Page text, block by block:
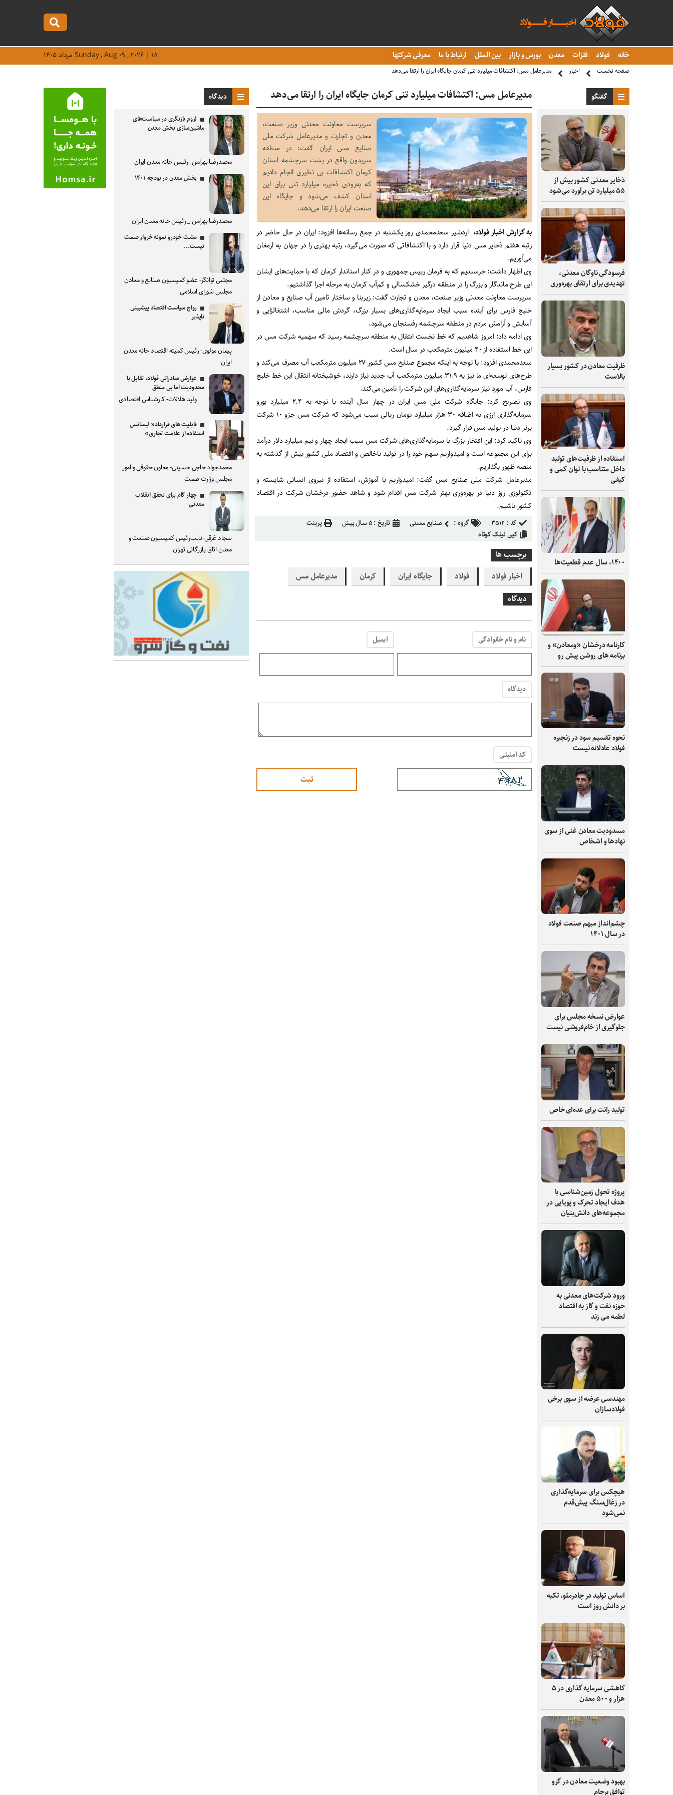
خانه فولاد فلزات معدن بورس و بازار بین الملل ارتباط با ما معرفی شرکتها Sunday , Aug ۰۹ , ۲۰۲۶ | ۱۸ مرداد ۱۴۰۵
صفحه نخست اخبار مدیرعامل مس: اکتشافات میلیارد تنی کرمان جایگاه ایران را ارتقا می‌دهد
گفتگو
ذخایر معدنی کشور بیش از
۵۵ میلیارد تن برآورد می‌شود
فرسودگی ناوگان معدنی،
تهدیدی برای ارتقای بهره‌وری
ظرفیت‌ معادن در کشور بسیار
بالاست
استفاده از ظرفیت‌های تولید
داخل متناسب با توان کمی و
کیفی
۱۴۰۰، سال عدم قطعیت‌ها
کارنامه درخشان «ومعادن» و
برنامه های روشن پیش رو
نحوه تقسیم سود در زنجیره
فولاد عادلانه نیست
مسدودیت معادن غنی از سوی
نهادها و اشخاص
چشم‌انداز مبهم صنعت فولاد
در سال ۱۴۰۱
عوارض نسخه مجلس برای
جلوگیری از خام‌فروشی نیست
تولید رانت برای عده‌ای خاص
پروژه تحول زمین‌شناسی با
هدف ایجاد تحرک و پویایی در
مجموعه‌های دانش‌بنیان
ورود شرکت‌های معدنی به
حوزه نفت و گاز به اقتصاد
لطمه می زند
مهندسی عرضه از سوی برخی
فولادسازان
هیچکس برای سرمایه‌گذاری
در زغال‌سنگ پیش‌قدم
نمی‌شود
اساس تولید در چادرملو، تکیه
بر دانش‌ روز است
کاهشی سرمایه گذاری در ۵
هزار و ۵۰۰ معدن
بهبود وضعیت معادن در گرو
توافق برجام
مدیرعامل مس: اکتشافات میلیارد تنی کرمان جایگاه ایران را ارتقا می‌دهد
سرپرست معاونت معدنی وزیر صنعت،
معدن و تجارت و مدیرعامل شرکت ملی
صنایع مس ایران گفت: در منطقه
سریدون واقع در پشت سرچشمه استان
کرمان اکتشافات بی نظیری انجام دادیم
که به‌زودی ذخیره میلیارد تنی برای این
استان کشف می‌شود و جایگاه این
صنعت ایران را ارتقا می‌دهد.
به گزارش اخبار فولاد، اردشیر سعدمحمدی روز یکشنبه در جمع رسانه‌ها افزود: ایران در حال حاضر در
رتبه هفتم ذخایر مس دنیا قرار دارد و با اکتشافاتی که صورت می‌گیرد، رتبه بهتری را در جهان به ارمغان
‌می‌آوریم.
وی اظهار داشت: خرسندیم که به فرمان رییس جمهوری و در کنار استاندار کرمان که با حمایت‌های ایشان
این طرح ماندگار و بزرگ را در منطقه درگیر خشکسالی و کم‌آب کرمان به مرحله اجرا گذاشتیم.
سرپرست معاونت معدنی وزیر صنعت، معدن و تجارت گفت: زیربنا و ساختار تامین آب صنایع و معادن از
خلیج فارس برای آینده سبب ایجاد سرمایه‌گذاری‌های بسیار بزرگ، گردش مالی مناسب، اشتغالزایی و
آسایش و آرامش مردم در منطقه سرچشمه رفسنجان می‌شود.
وی ادامه داد: امروز شاهدیم که خط نخست انتقال به منطقه سرچشمه رسید که سهمیه شرکت مس در
این خط استفاده از ۴۰ میلیون مترمکعب در سال است.
سعدمحمدی افزود: با توجه به اینکه مجموع صنایع مس کشور ۲۷ میلیون مترمکعب آب مصرف می‌کند و
طرح‌های توسعه‌ای ما نیز به ۳۱.۹ میلیون مترمکعب آب جدید نیاز دارند، خوشبختانه انتقال این خط خلیج
فارس، آب مورد نیاز سرمایه‌گذاری‌های این شرکت را تامین می‌کند.
وی تصریح کرد: جایگاه شرکت ملی مس ایران در چهار سال آینده با توجه به ۲.۴ میلیارد یورو
سرمایه‌گذاری ارزی به اضافه ۳۰ هزار میلیارد تومان ریالی سبب می‌شود که شرکت مس جزو ۱۰ شرکت
برتر دنیا در تولید مس قرار گیرد.
وی تاکید کرد: این افتخار بزرگ با سرمایه‌گذاری‌های شرکت مس سبب ایجاد چهار و نیم میلیارد دلار درآمد
برای این مجموعه است و امیدواریم سهم خود را در تولید ناخالص و اقتصاد ملی کشور بیش از گذشته به
منصه ظهور بگذاریم.
مدیرعامل شرکت ملی صنایع مس گفت: امیدواریم با آموزش، استفاده از نیروی انسانی شایسته و
تکنولوژی روز دنیا در بهره‌وری بهتر شرکت مس اقدام شود و شاهد حضور درخشان شرکت در اقتصاد
کشور باشیم.
کد : ۳۵۱۲ گروه : صنایع معدنی تاریخ :۵ سال پیش
پرینت
کپی لینک کوتاه
برچسب ها
اخبار فولاد
فولاد جایگاه ایران کرمان
مدیرعامل مس
دیدگاه
نام و نام خانوادگی ایمیل
دیدگاه
کد امنیتی
دیدگاه
لزوم بازنگری در سیاست‌های
ماشین‌سازی بخش معدن
محمدرضا بهرامن- رئیس خانه معدن ایران
بخش معدن در بودجه ۱۴۰۱
محمدرضا بهرامن _ رئیس خانه معدن ایران
مشت خودرو نمونه خروار صمت
نیست...
مجتبی توانگر- عضو کمیسیون صنایع و معادن
مجلس شورای اسلامی
رواج سیاست اقتصاد پیشبینی
ناپذیر
پیمان مولوی- رئیس کمیته اقتصاد خانه معدن
ایران
عوارض صادراتی فولاد، تقابل با
محدودیت اما بی منطق
ولید هلالات- کارشناس اقتصادی
قابلیت های قرارداد« لیسانس
استفاده از علامت تجاری»
محمدجواد حاجی حسینی- معاون حقوقی و امور
مجلس وزارت صمت
چهار گام برای تحقق انقلاب
معدنی
سجاد غرقی-نایب‌رئیس کمیسیون صنعت و
معدن اتاق بازرگانی تهران